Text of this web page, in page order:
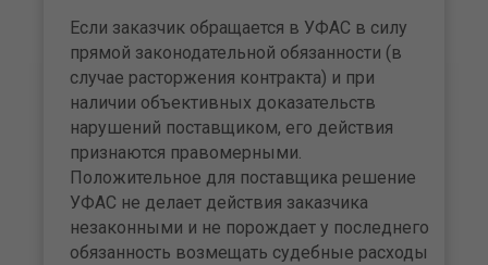
Если заказчик обращается в УФАС в силу
прямой законодательной обязанности (в
случае расторжения контракта) и при
наличии объективных доказательств
нарушений поставщиком, его действия
признаются правомерными.
Положительное для поставщика решение
УФАС не делает действия заказчика
незаконными и не порождает у последнего
обязанность возмещать судебные расходы